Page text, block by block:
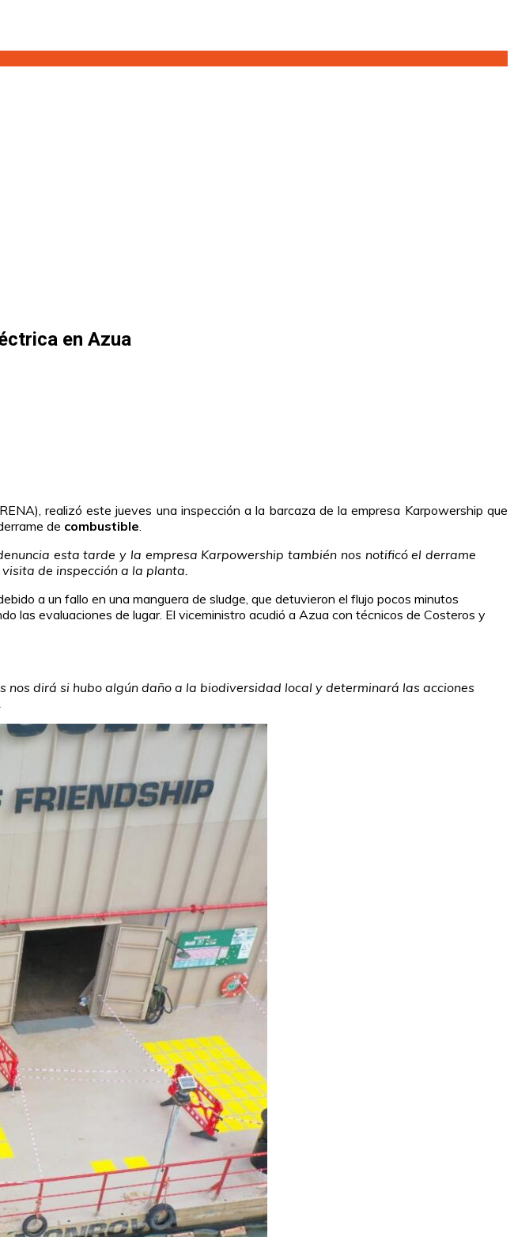
en Azua
realizó este jueves una inspección a la barcaza de la empresa Karpowership que
de combustible
esta tarde y la empresa Karpowership también nos notificó el derrame
de inspección a la planta.
a un fallo en una manguera de sludge, que detuvieron el flujo pocos minutos
las evaluaciones de lugar. El viceministro acudió a Azua con técnicos de Costeros y
dirá si hubo algún daño a la biodiversidad local y determinará las acciones